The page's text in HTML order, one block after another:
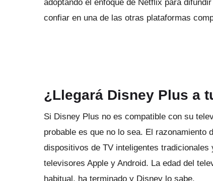
adoptando el enfoque de Netflix para
confiar en una de las otras plataformas
¿Llegará Disney Plus a
Si Disney Plus no es compatible con su
probable es que no lo sea. El razonamiento
dispositivos de TV inteligentes
televisores Apple y Android. La edad del
habitual, ha terminado y Disney lo sabe.